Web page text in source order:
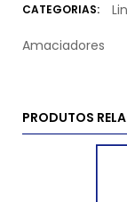
CATEGORIAS:
Amaciadores
PRODUTOS